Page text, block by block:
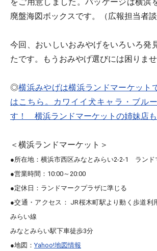
廃盤海図ボックスです。（広報担当者談
今回、おいしいおみやげをいろいろ発
たです。もうおみやげ選びには困りませ
◎横浜みやげは横浜ランドマーケット
はこちら。カワイイ犬キャラ・ブル
す！ 横浜ランドマーケットの姉妹店も
＜横浜ランドマーケット＞
●所在地：横浜市西区みなとみらい2-2-1 ランド
●営業時間：10:00～20:00
●定休日：ランドマークプラザに準じる
●交通・アクセス： JR桜木町駅より動く歩道利
みらい線
みなとみらい駅下車徒歩3分
●地図：Yahoo!地図情報